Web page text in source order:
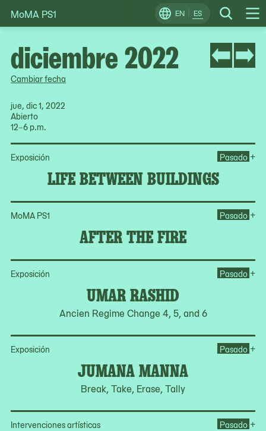
Skip
to
EN ES Search
Change
Locale
MoMA PS1
Cambiar fecha
jue, dic 1, 2022
Abierto
12–6 p.m.
Exposición
LIFE BETWEEN BUILDINGS
Pasado +
MoMA PS1
AFTER THE FIRE
Pasado +
Exposición
UMAR RASHID
Ancien Regime Change 4, 5, and 6
Pasado +
Exposición
JUMANA MANNA
Break, Take, Erase, Tally
Pasado +
Intervenciones artísticas Pasado +
diciembre 2022